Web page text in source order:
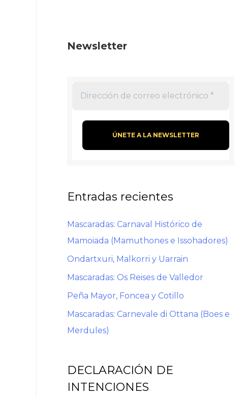
Newsletter
Entradas recientes
Mascaradas: Carnaval Histórico de
Mamoiada (Mamuthones e Issohadores)
Ondartxuri, Malkorri y Uarrain
Mascaradas: Os Reises de Valledor
Peña Mayor, Foncea y Cotillo
Mascaradas: Carnevale di Ottana (Boes e
Merdules)
DECLARACIÓN DE
INTENCIONES